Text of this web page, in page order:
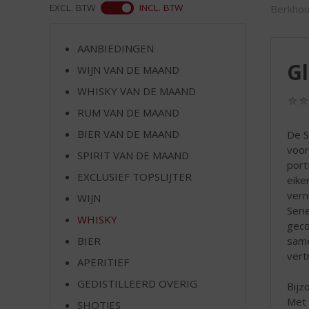
De
Met
EXCL. BTW INCL. BTW
AANBIEDINGEN
WIJN VAN DE MAAND
WHISKY VAN DE MAAND
RUM VAN DE MAAND
BIER VAN DE MAAND
SPIRIT VAN DE MAAND
EXCLUSIEF TOPSLIJTER
WIJN
WHISKY
BIER
APERITIEF
GEDISTILLEERD OVERIG
SHOTJES